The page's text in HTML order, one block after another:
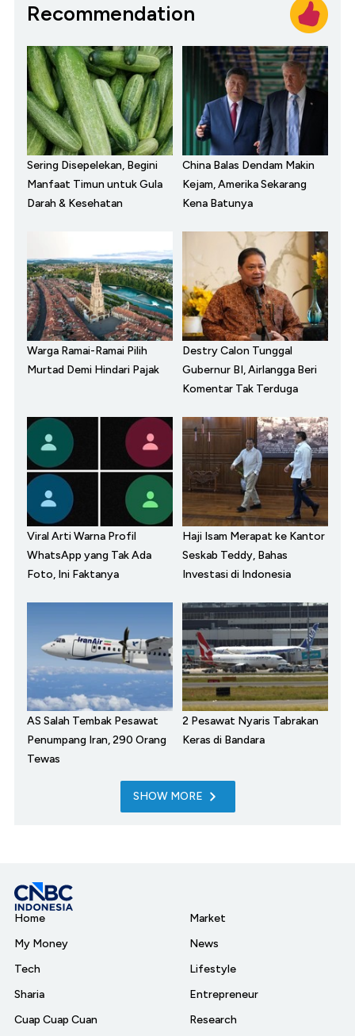
Recommendation
Sering Disepelekan, Begini
Manfaat Timun untuk Gula
Darah & Kesehatan
China Balas Dendam Makin
Kejam, Amerika Sekarang
Kena Batunya
Warga Ramai-Ramai Pilih
Murtad Demi Hindari Pajak
Destry Calon Tunggal
Gubernur BI, Airlangga Beri
Komentar Tak Terduga
Viral Arti Warna Profil
WhatsApp yang Tak Ada
Foto, Ini Faktanya
Haji Isam Merapat ke Kantor
Seskab Teddy, Bahas
Investasi di Indonesia
AS Salah Tembak Pesawat
Penumpang Iran, 290 Orang
Tewas
2 Pesawat Nyaris Tabrakan
Keras di Bandara
SHOW MORE
Home
My Money
Tech
Sharia
Cuap Cuap Cuan
Market
News
Lifestyle
Entrepreneur
Research